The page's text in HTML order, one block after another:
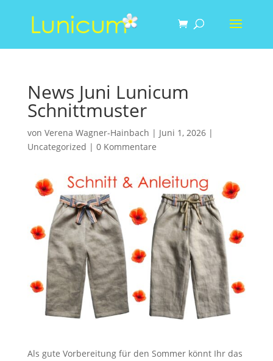
News Juni Lunicum
Schnittmuster
von Verena Wagner-Hainbach | Juni 1, 2026|
Uncategorized | 0 Kommentare
Als gute Vorbereitung für den Sommer könnt Ihr das